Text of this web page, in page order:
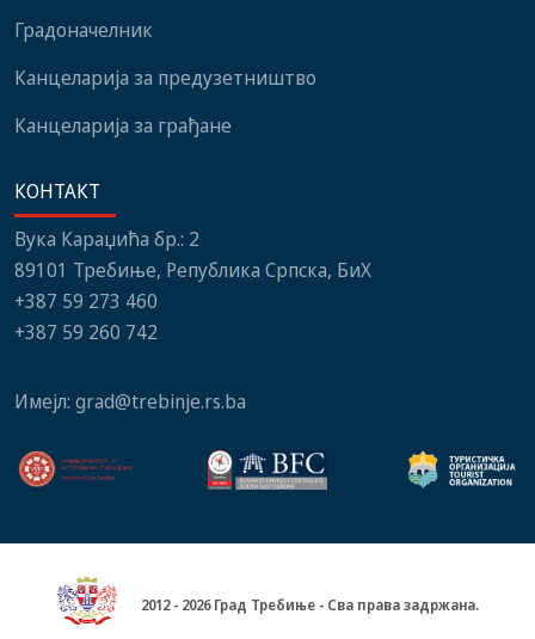
Градоначелник
Канцеларија за предузетништво
Канцеларија за грађане
КОНТАКТ
Вука Караџића бр.: 2
89101 Требиње, Република Српска, БиХ
+387 59 273 460
+387 59 260 742
Имејл: grad@trebinje.rs.ba
2012 - 2026 Град Требиње - Сва права задржана.